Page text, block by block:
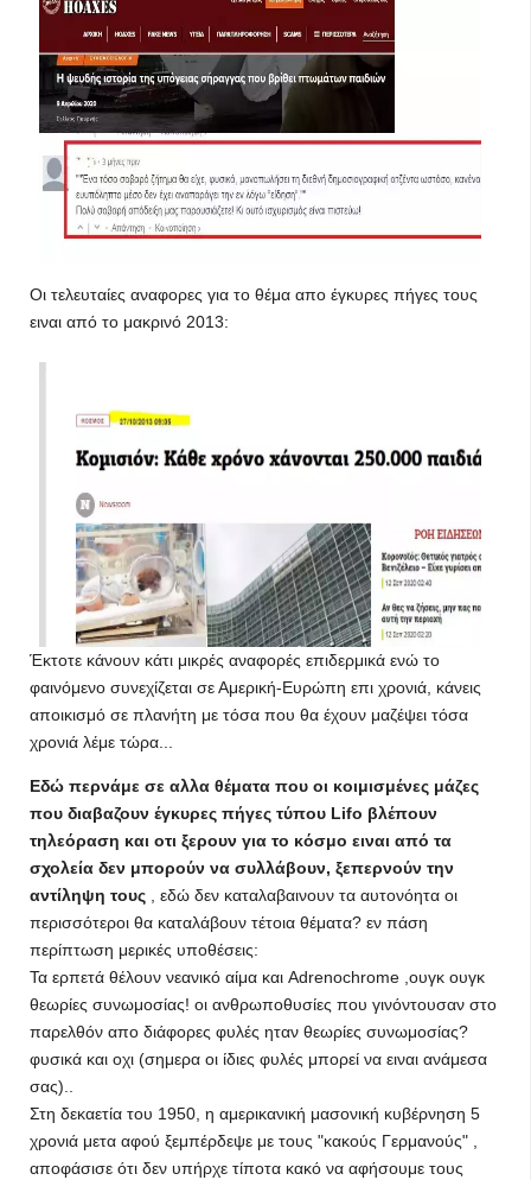
Οι τελευταίες αναφορες για το θέμα απο έγκυρες πήγες τους
ειναι από το μακρινό 2013:
Έκτοτε κάνουν κάτι μικρές αναφορές επιδερμικά ενώ το
φαινόμενο συνεχίζεται σε Αμερική-Ευρώπη επι χρονιά, κάνεις
αποικισμό σε πλανήτη με τόσα που θα έχουν μαζέψει τόσα
χρονιά λέμε τώρα...
Εδώ περνάμε σε αλλα θέματα που οι κοιμισμένες μάζες
που διαβαζουν έγκυρες πήγες τύπου Lifo βλέπουν
τηλεόραση και οτι ξερουν για το κόσμο ειναι από τα
σχολεία δεν μπορούν να συλλάβουν, ξεπερνούν την
αντίληψη τους , εδώ δεν καταλαβαινουν τα αυτονόητα οι
περισσότεροι θα καταλάβουν τέτοια θέματα? εν πάση
περίπτωση μερικές υποθέσεις:
Τα ερπετά θέλουν νεανικό αίμα και Adrenochrome ,ουγκ ουγκ
θεωρίες συνωμοσίας! οι ανθρωποθυσίες που γινόντουσαν στο
παρελθόν απο διάφορες φυλές ηταν θεωρίες συνωμοσίας?
φυσικά και οχι (σημερα οι ίδιες φυλές μπορεί να ειναι ανάμεσα
σας)..
Στη δεκαετία του 1950, η αμερικανική μασονική κυβέρνηση 5
χρονιά μετα αφού ξεμπέρδεψε με τους "κακούς Γερμανούς" ,
αποφάσισε ότι δεν υπήρχε τίποτα κακό να αφήσουμε τους